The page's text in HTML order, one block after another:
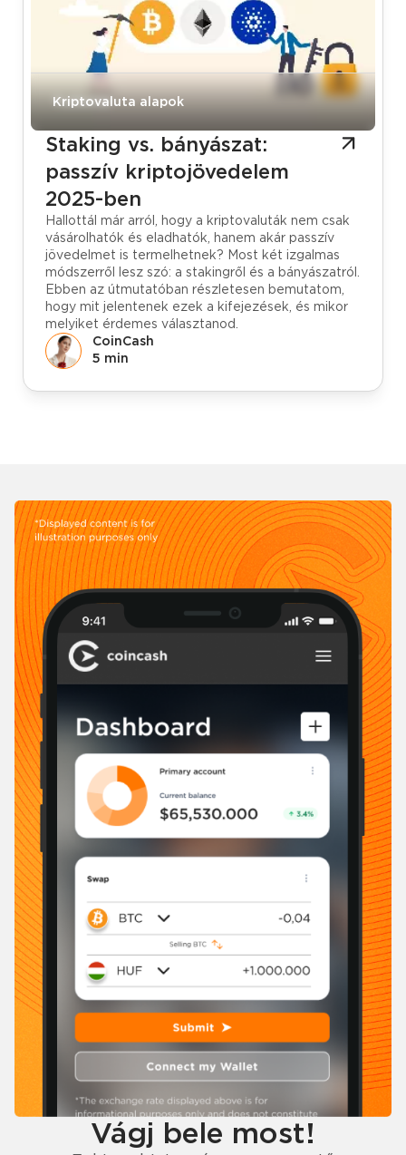
Tudástár
Kriptovaluta alapok
Staking vs. bányászat:
passzív kriptojövedelem
2025-ben
Hallottál már arról, hogy a kriptovaluták nem csak
vásárolhatók és eladhatók, hanem akár passzív
jövedelmet is termelhetnek? Most két izgalmas
módszerről lesz szó: a stakingről és a bányászatról.
Ebben az útmutatóban részletesen bemutatom,
hogy mit jelentenek ezek a kifejezések, és mikor
melyiket érdemes választanod.
CoinCash
5 min
Vágj bele most!